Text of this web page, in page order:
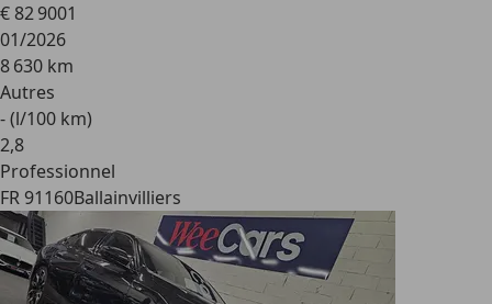
€ 82 9001
01/2026
8 630 km
Autres
- (l/100 km)
2,8
Professionnel
FR 91160Ballainvilliers